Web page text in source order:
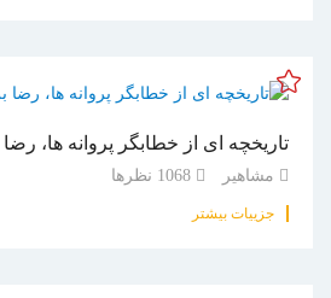
تاریخچه ای از خطابگر پروانه ها، رضا
مشاهیر 1068 نظرها
جزییات بیشتر